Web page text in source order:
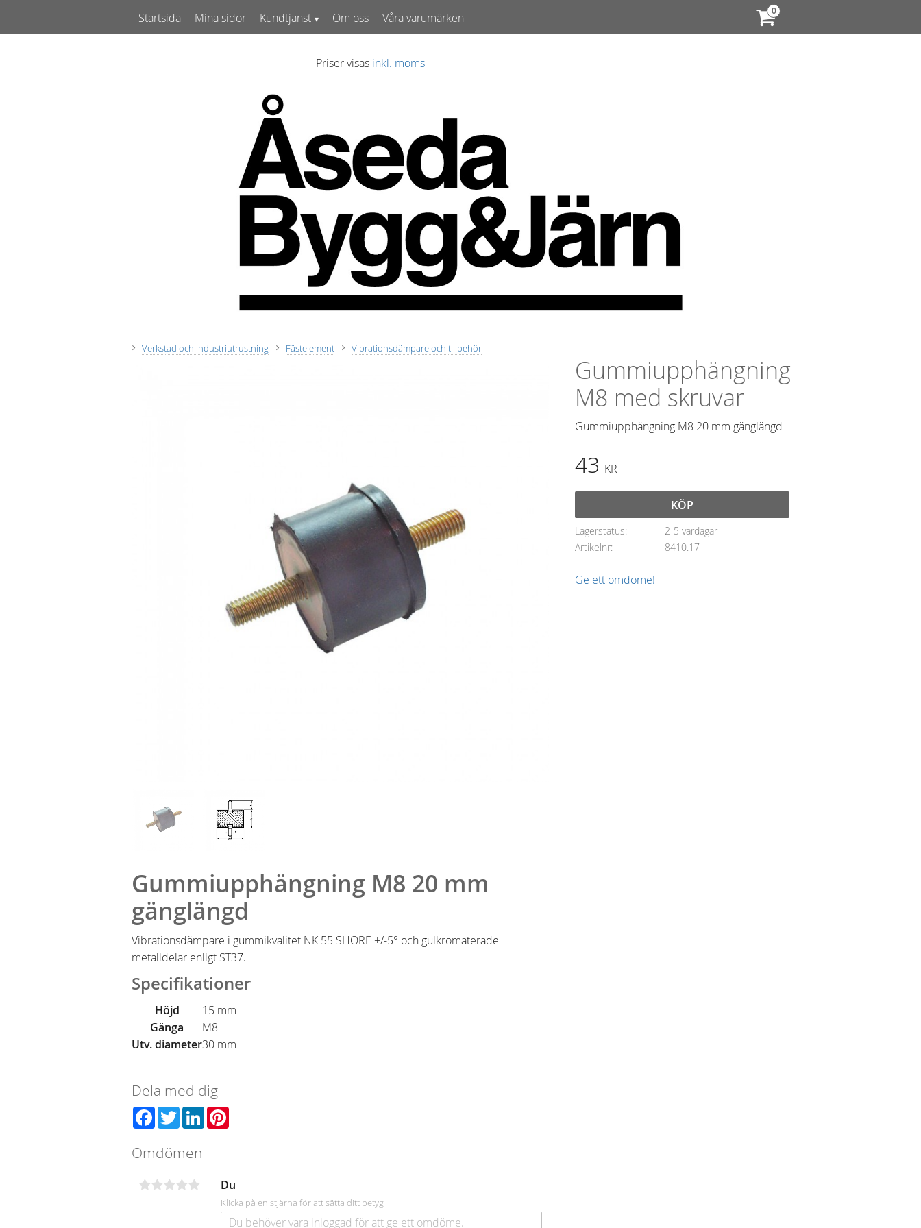
Priser visas inkl. moms
Startsida Mina sidor Kundtjänst Om oss Våra varumärken
Verkstad och Industriutrustning Fästelement Vibrationsdämpare och tillbehör
Gummiupphängning
M8 med skruvar
Gummiupphängning M8 20 mm gänglängd
43 KR
KÖP
Lagerstatus
2-5 vardagar
Artikelnr
8410.17
Ge ett omdöme!
Gummiupphängning M8 20 mm
gänglängd
Vibrationsdämpare i gummikvalitet NK 55 SHORE +/-5° och gulkromaterade
metalldelar enligt ST37.
Specifikationer
Höjd
15 mm
Gänga
M8
Utv. diameter30 mm
Dela med dig
Facebook
TwitterLinkedIn
Omdömen
Du
Klicka på en stjärna för att sätta ditt betyg